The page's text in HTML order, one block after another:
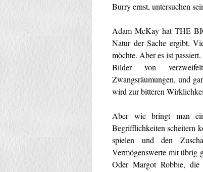
Burry ernst, untersuchen
Adam McKay hat THE
Natur der Sache ergibt.
möchte. Aber es ist
Bilder von
Zwangsräumungen, und
wird zur bitteren
Aber wie bringt man
Begrifflichkeiten scheitern
spielen und den
Vermögenswerte mit übrig
Oder Margot Robbie, die